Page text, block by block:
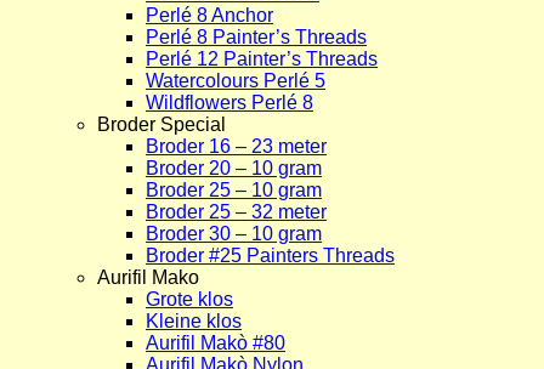
Perlé 8 Anchor
Perlé 8 Painter’s Threads
Perlé 12 Painter’s Threads
Watercolours Perlé 5
Wildflowers Perlé 8
Broder Special
Broder 16 – 23 meter
Broder 20 – 10 gram
Broder 25 – 10 gram
Broder 25 – 32 meter
Broder 30 – 10 gram
Broder #25 Painters Threads
Aurifil Mako
Grote klos
Kleine klos
Aurifil Makò #80
Aurifil Makò Nylon